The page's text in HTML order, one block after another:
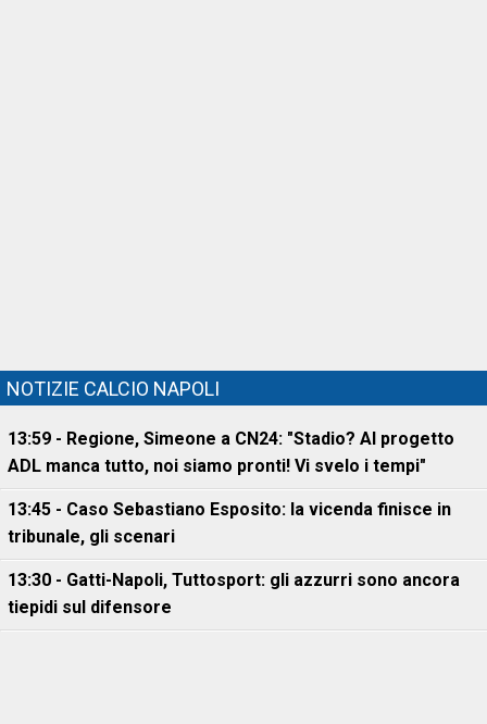
NOTIZIE CALCIO NAPOLI
13:59 - Regione, Simeone a CN24: "Stadio? Al progetto
ADL manca tutto, noi siamo pronti! Vi svelo i tempi"
13:45 - Caso Sebastiano Esposito: la vicenda finisce in
tribunale, gli scenari
13:30 - Gatti-Napoli, Tuttosport: gli azzurri sono ancora
tiepidi sul difensore